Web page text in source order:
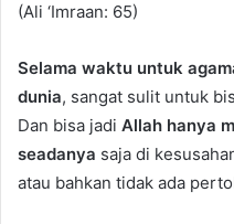
(Ali ‘Imraan: 65)
Selama waktu untuk
dunia, sangat sulit untuk
Dan bisa jadi Allah hanya
seadanya saja di
atau bahkan tidak ada